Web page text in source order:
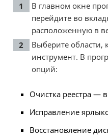
В главном окне
перейдите во
расположенную в
Выберите области,
инструмент. В
опций:
Очистка реестра —
Исправление
Восстановление